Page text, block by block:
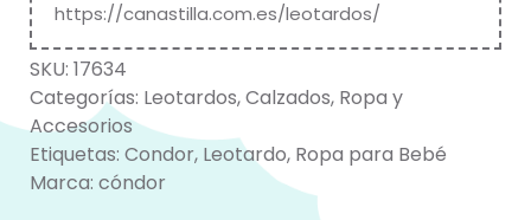
https://canastilla.com.es/leotardos/
SKU: 17634
Categorías: Leotardos,Calzados, Ropa y
Accesorios
Etiquetas: Condor, Leotardo, Ropa para Bebé
Marca: cóndor